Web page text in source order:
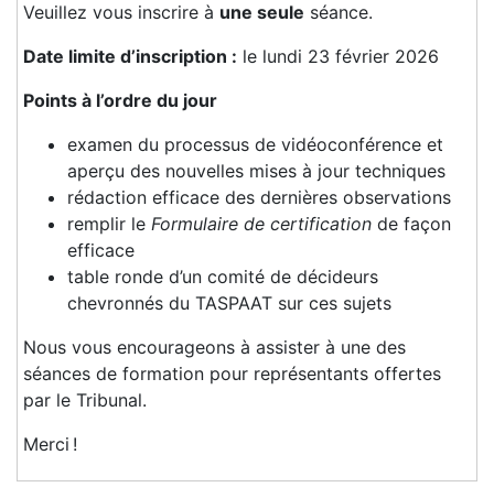
Veuillez vous inscrire à une seule séance.
Date limite d’inscription : le lundi 23 février 2026
Points à l’ordre du jour
examen du processus de vidéoconférence et
aperçu des nouvelles mises à jour techniques
rédaction efficace des dernières observations
remplir le Formulaire de certification de façon
efficace
table ronde d’un comité de décideurs
chevronnés du TASPAAT sur ces sujets
Nous vous encourageons à assister à une des
séances de formation pour représentants offertes
par le Tribunal.
Merci !